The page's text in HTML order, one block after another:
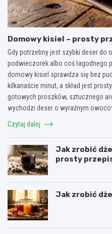
Domowy kisiel – prosty
Gdy potrzebny jest szybki deser do
podwieczorek albo coś łagodnego
domowy kisiel sprawdza się bez
kilkanaście minut, a skład jest
gotowych proszków, sztucznego
wychodzi deser o wyraźnym
Czytaj dalej
Jak zrobić
prosty
Jak zrobić